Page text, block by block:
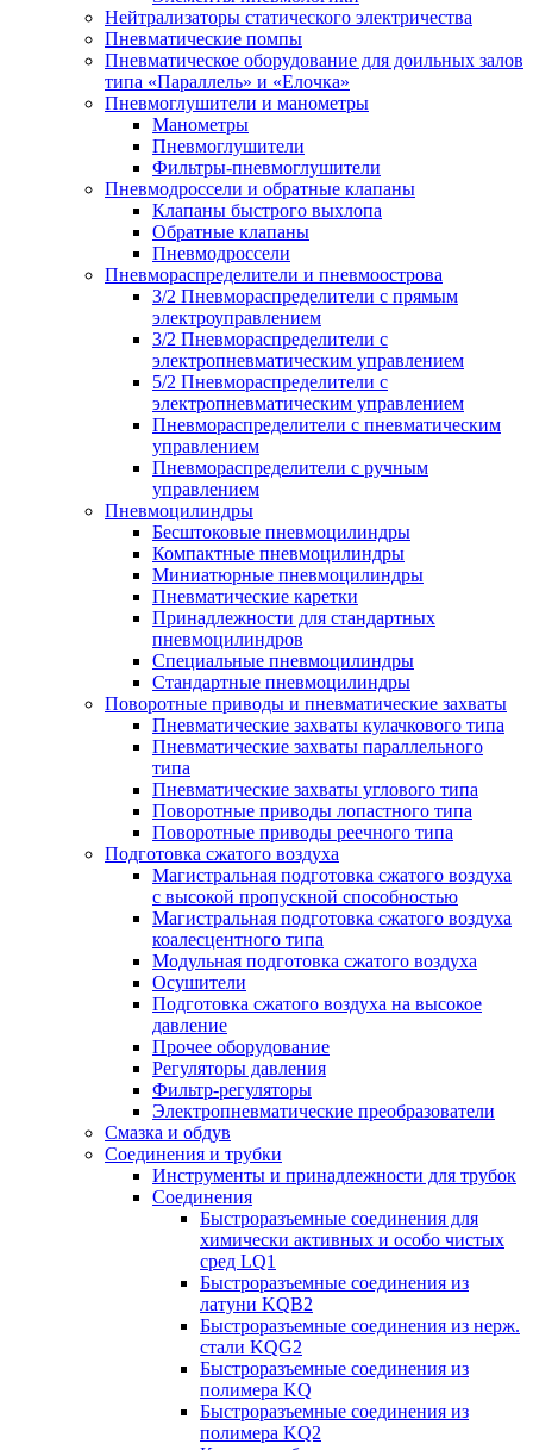
Нейтрализаторы статического электричества
Пневматические помпы
Пневматическое оборудование для доильных залов
типа «Параллель» и «Елочка»
Пневмоглушители и манометры
Манометры
Пневмоглушители
Фильтры-пневмоглушители
Пневмодроссели и обратные клапаны
Клапаны быстрого выхлопа
Обратные клапаны
Пневмодроссели
Пневмораспределители и пневмоострова
3/2 Пневмораспределители с прямым
электроуправлением
3/2 Пневмораспределители с
электропневматическим управлением
5/2 Пневмораспределители с
электропневматическим управлением
Пневмораспределители с пневматическим
управлением
Пневмораспределители с ручным
управлением
Пневмоцилиндры
Бесштоковые пневмоцилиндры
Компактные пневмоцилиндры
Миниатюрные пневмоцилиндры
Пневматические каретки
Принадлежности для стандартных
пневмоцилиндров
Специальные пневмоцилиндры
Стандартные пневмоцилиндры
Поворотные приводы и пневматические захваты
Пневматические захваты кулачкового типа
Пневматические захваты параллельного
типа
Пневматические захваты углового типа
Поворотные приводы лопастного типа
Поворотные приводы реечного типа
Подготовка сжатого воздуха
Магистральная подготовка сжатого воздуха
c высокой пропускной способностью
Магистральная подготовка сжатого воздуха
коалесцентного типа
Модульная подготовка сжатого воздуха
Осушители
Подготовка сжатого воздуха на высокое
давление
Прочее оборудование
Регуляторы давления
Фильтр-регуляторы
Электропневматические преобразователи
Смазка и обдув
Соединения и трубки
Инструменты и принадлежности для трубок
Соединения
Быстроразъемные соединения для
химически активных и особо чистых
сред LQ1
Быстроразъемные соединения из
латуни KQB2
Быстроразъемные соединения из нерж.
стали KQG2
Быстроразъемные соединения из
полимера KQ
Быстроразъемные соединения из
полимера KQ2